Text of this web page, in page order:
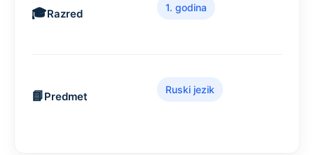
Razred
1. godina
Predmet
Ruski jezik